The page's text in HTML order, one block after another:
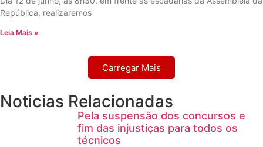
República, realizaremos
Leia Mais »
Carregar Mais
Noticias Relacionadas
Pela suspensão dos concursos e
fim das injustiças para todos os
técnicos